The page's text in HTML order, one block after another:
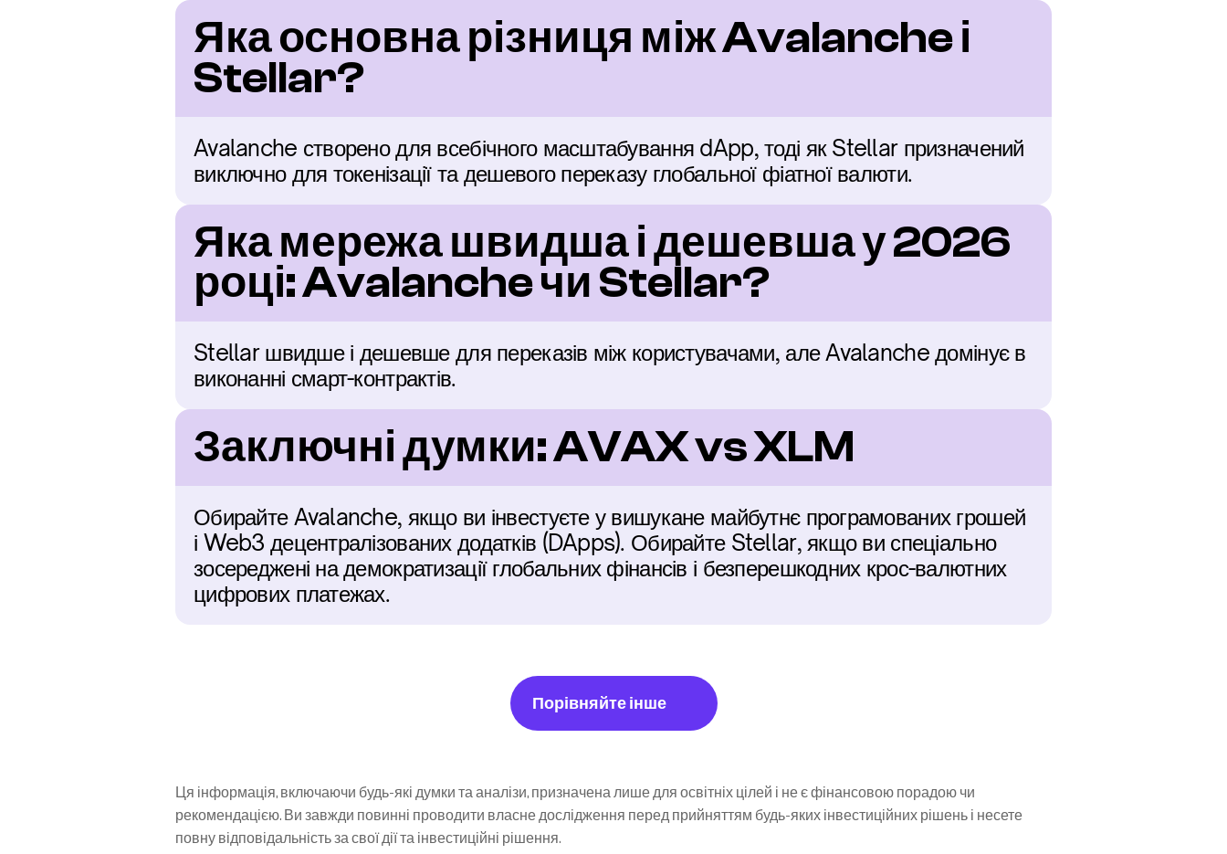
Яка основна різниця між Avalanche і
Stellar?
Avalanche створено для всебічного масштабування dApp, тоді як Stellar призначений
виключно для токенізації та дешевого переказу глобальної фіатної валюти.
Яка мережа швидша і дешевша у 2026
році: Avalanche чи Stellar?
Stellar швидше і дешевше для переказів між користувачами, але Avalanche домінує в
виконанні смарт-контрактів.
Заключні думки: AVAX vs XLM
Обирайте Avalanche, якщо ви інвестуєте у вишукане майбутнє програмованих грошей
і Web3 децентралізованих додатків (DApps). Обирайте Stellar, якщо ви спеціально
зосереджені на демократизації глобальних фінансів і безперешкодних крос-валютних
цифрових платежах.
Порівняйте інше
Ця інформація, включаючи будь-які думки та аналізи, призначена лише для освітніх цілей і не є фінансовою порадою чи
рекомендацією. Ви завжди повинні проводити власне дослідження перед прийняттям будь-яких інвестиційних рішень і несете
повну відповідальність за свої дії та інвестиційні рішення.